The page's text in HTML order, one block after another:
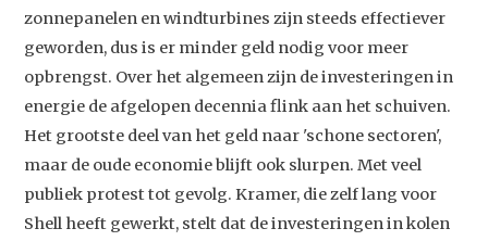
zonnepanelen en windturbines zijn steeds effectiever
geworden, dus is er minder geld nodig voor meer
opbrengst. Over het algemeen zijn de investeringen in
energie de afgelopen decennia flink aan het schuiven.
Het grootste deel van het geld naar 'schone sectoren',
maar de oude economie blijft ook slurpen. Met veel
publiek protest tot gevolg. Kramer, die zelf lang voor
Shell heeft gewerkt, stelt dat de investeringen in kolen